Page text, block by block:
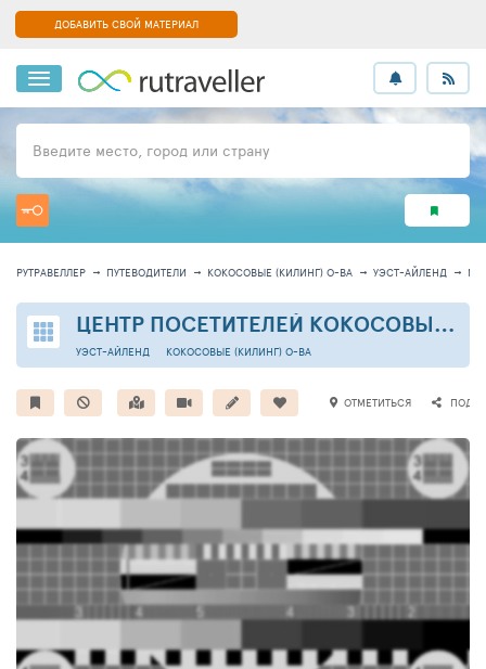
ДОБАВИТЬ СВОЙ МАТЕРИАЛ
Введите место, город или страну
РУТРАВЕЛЛЕР ПУТЕВОДИТЕЛИ КОКОСОВЫЕ (КИЛИНГ) О-ВА УЭСТ-АЙЛЕНД
ЦЕНТР ПОСЕТИТЕЛЕЙ КОКОСОВЫХ ОСТРОВОВ
КОКОСОВЫЕ (КИЛИНГ) О-ВА
УЭСТ-АЙЛЕНД
ОТМЕТИТЬСЯ